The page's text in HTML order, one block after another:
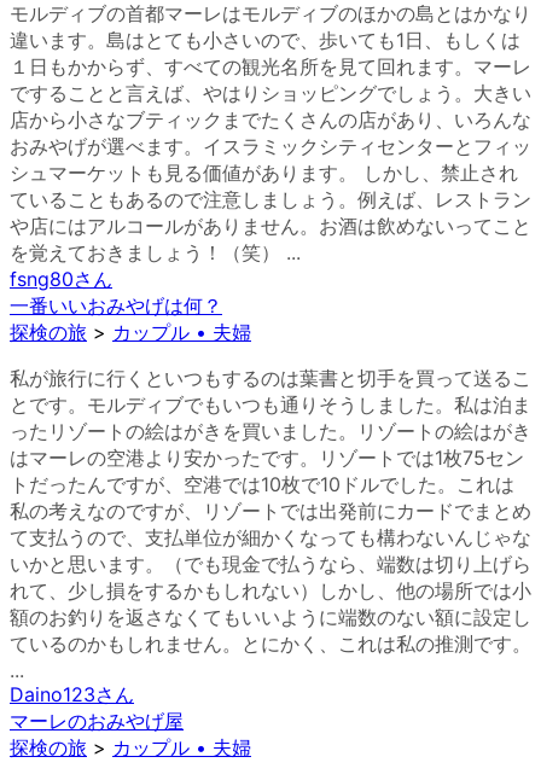
モルディブの首都マーレはモルディブのほかの島とはかなり
違います。島はとても小さいので、歩いても1日、もしくは
１日もかからず、すべての観光名所を見て回れます。マーレ
ですることと言えば、やはりショッピングでしょう。大きい
店から小さなブティックまでたくさんの店があり、いろんな
おみやげが選べます。イスラミックシティセンターとフィッ
シュマーケットも見る価値があります。 しかし、禁止され
ていることもあるので注意しましょう。例えば、レストラン
や店にはアルコールがありません。お酒は飲めないってこと
を覚えておきましょう！（笑） ...
fsng80さん
一番いいおみやげは何？
探検の旅 > カップル • 夫婦
私が旅行に行くといつもするのは葉書と切手を買って送るこ
とです。モルディブでもいつも通りそうしました。私は泊ま
ったリゾートの絵はがきを買いました。リゾートの絵はがき
はマーレの空港より安かったです。リゾートでは1枚75セン
トだったんですが、空港では10枚で10ドルでした。これは
私の考えなのですが、リゾートでは出発前にカードでまとめ
て支払うので、支払単位が細かくなっても構わないんじゃな
いかと思います。（でも現金で払うなら、端数は切り上げら
れて、少し損をするかもしれない）しかし、他の場所では小
額のお釣りを返さなくてもいいように端数のない額に設定し
ているのかもしれません。とにかく、これは私の推測です。
...
Daino123さん
マーレのおみやげ屋
探検の旅 > カップル • 夫婦